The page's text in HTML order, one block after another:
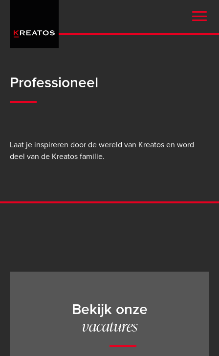
naar
inhoud
Professioneel
Laat je inspireren door de wereld van Kreatos en word
deel van de Kreatos familie.
Bekijk onze
vacatures